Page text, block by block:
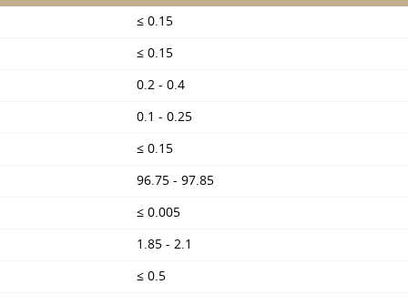
≤ 0.15
≤ 0.15
0.2 - 0.4
0.1 - 0.25
≤ 0.15
96.75 - 97.85
≤ 0.005
1.85 - 2.1
≤ 0.5